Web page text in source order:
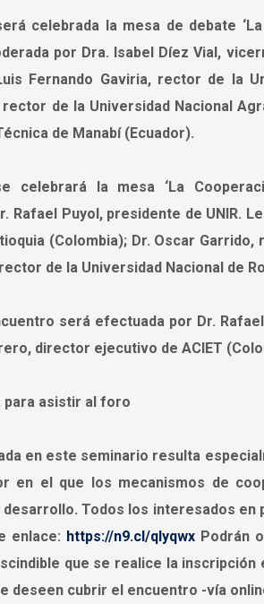
celebrada la mesa de debate
por Dra. Isabel Díez Vial,
Fernando Gaviria, rector de la
de la Universidad Nacional
de Manabí (Ecuador).
celebrará la mesa ‘La
Rafael Puyol, presidente de UNIR.
(Colombia); Dr. Oscar
de la Universidad Nacional de
será efectuada por Dr.
director ejecutivo de ACIET
para asistir al foro
en este seminario resulta
en el que los mecanismos de
Todos los interesados
enlace: https://n9.cl/qlyqwxPodrán
que se realice la inscripción
deseen cubrir el encuentro -vía